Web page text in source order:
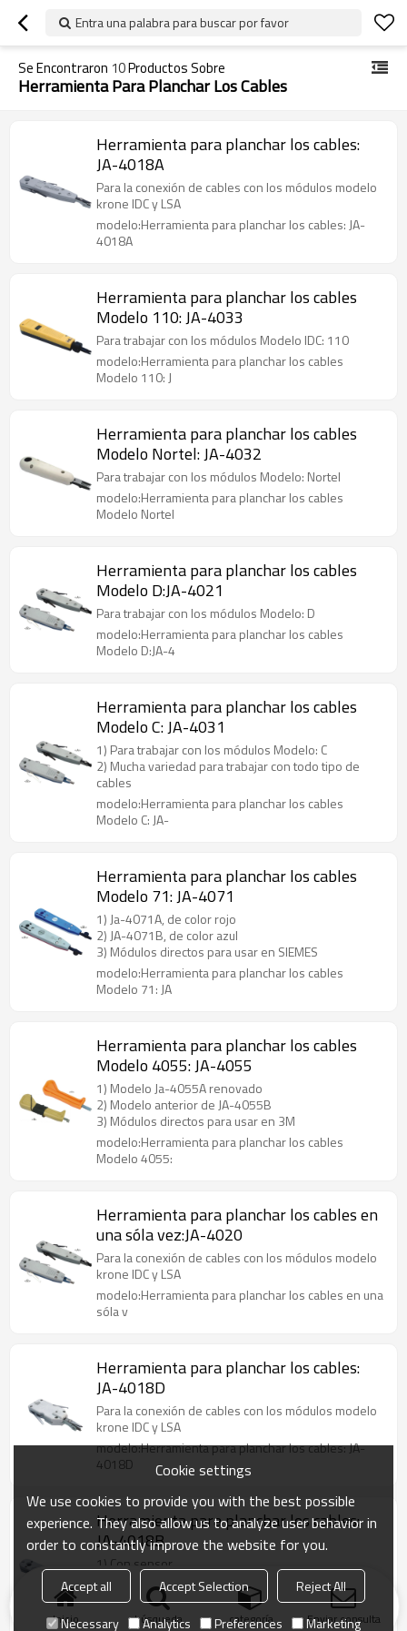
Entra una palabra para buscar por favor
Se Encontraron 10Productos Sobre
Herramienta Para Planchar Los Cables
Herramienta para planchar los cables:
JA-4018A
Para la conexión de cables con los módulos modelo
krone IDC y LSA
modelo:Herramienta para planchar los cables: JA-
4018A
Herramienta para planchar los cables
Modelo 110: JA-4033
Para trabajar con los módulos Modelo IDC: 110
modelo:Herramienta para planchar los cables
Modelo 110: J
Herramienta para planchar los cables
Modelo Nortel: JA-4032
Para trabajar con los módulos Modelo: Nortel
modelo:Herramienta para planchar los cables
Modelo Nortel
Herramienta para planchar los cables
Modelo D:JA-4021
Para trabajar con los módulos Modelo: D
modelo:Herramienta para planchar los cables
Modelo D:JA-4
Herramienta para planchar los cables
Modelo C: JA-4031
1) Para trabajar con los módulos Modelo: C
2) Mucha variedad para trabajar con todo tipo de
cables
modelo:Herramienta para planchar los cables
Modelo C: JA-
Herramienta para planchar los cables
Modelo 71: JA-4071
1) Ja-4071A, de color rojo
2) JA-4071B, de color azul
3) Módulos directos para usar en SIEMES
modelo:Herramienta para planchar los cables
Modelo 71: JA
Herramienta para planchar los cables
Modelo 4055: JA-4055
1) Modelo Ja-4055A renovado
2) Modelo anterior de JA-4055B
3) Módulos directos para usar en 3M
modelo:Herramienta para planchar los cables
Modelo 4055:
Herramienta para planchar los cables en
una sóla vez:JA-4020
Para la conexión de cables con los módulos modelo
krone IDC y LSA
modelo:Herramienta para planchar los cables en una
sóla v
Herramienta para planchar los cables:
JA-4018D
Para la conexión de cables con los módulos modelo
krone IDC y LSA
modelo:Herramienta para planchar los cables: JA-
4018D
Herramienta para planchar los cables:
JA-4018B
1) Con sensor
2) Para la conexión de cables con los módulos
modelo krone IDC y LSA
modelo:Herramienta para planchar los cables: JA-
Inicio búsqueda categoría Enviar consulta
Cookie settings
We use cookies to provide you with the best possible
experience. They also allow us to analyze user behavior in
order to constantly improve the website for you.
Accept all Accept Selection
Reject All
Necessary
Analytics Preferences Marketing